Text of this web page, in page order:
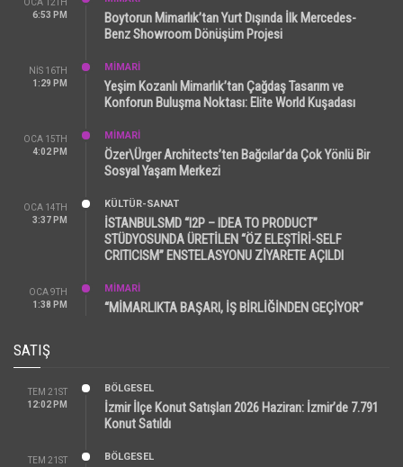
OCA 12TH
6:53 PM
Boytorun Mimarlık’tan Yurt Dışında İlk Mercedes-
Benz Showroom Dönüşüm Projesi
NIS 16TH
1:29 PM
MİMARİ
Yeşim Kozanlı Mimarlık’tan Çağdaş Tasarım ve
Konforun Buluşma Noktası: Elite World Kuşadası
OCA 15TH
4:02 PM
MİMARİ
Özer\Ürger Architects’ten Bağcılar’da Çok Yönlü Bir
Sosyal Yaşam Merkezi
OCA 14TH
3:37 PM
KÜLTÜR-SANAT
İSTANBULSMD “I2P – IDEA TO PRODUCT”
STÜDYOSUNDA ÜRETİLEN “ÖZ ELEŞTİRİ-SELF
CRITICISM” ENSTELASYONU ZİYARETE AÇILDI
OCA 9TH
1:38 PM
MİMARİ
“MİMARLIKTA BAŞARI, İŞ BİRLİĞİNDEN GEÇİYOR”
SATIŞ
TEM 21ST
12:02 PM
BÖLGESEL
İzmir İlçe Konut Satışları 2026 Haziran: İzmir’de 7.791
Konut Satıldı
TEM 21ST
BÖLGESEL